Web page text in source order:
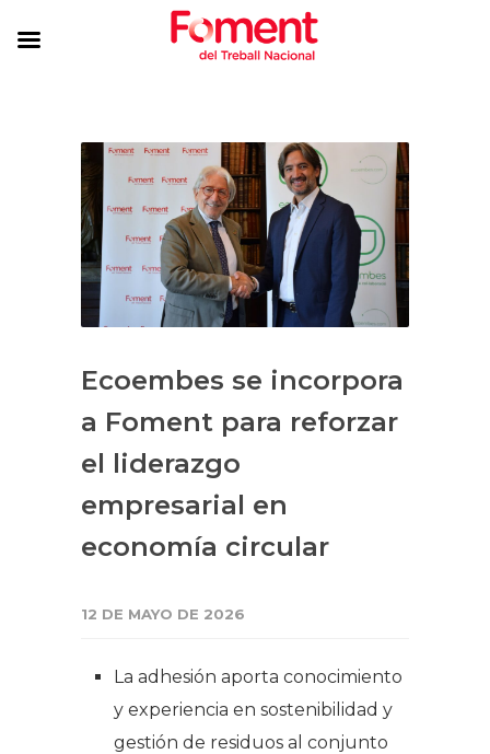
Ecoembes se incorpora
a Foment para reforzar
el liderazgo
empresarial en
economía circular
12 DE MAYO DE 2026
La adhesión aporta conocimiento
y experiencia en sostenibilidad y
gestión de residuos al conjunto